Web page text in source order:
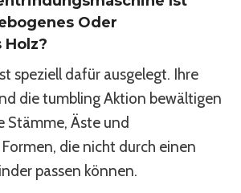
Oder
speziell dafür ausgelegt. Ihre
die tumbling Aktion bewältigen
Stämme, Äste und
die nicht durch einen
passen können.